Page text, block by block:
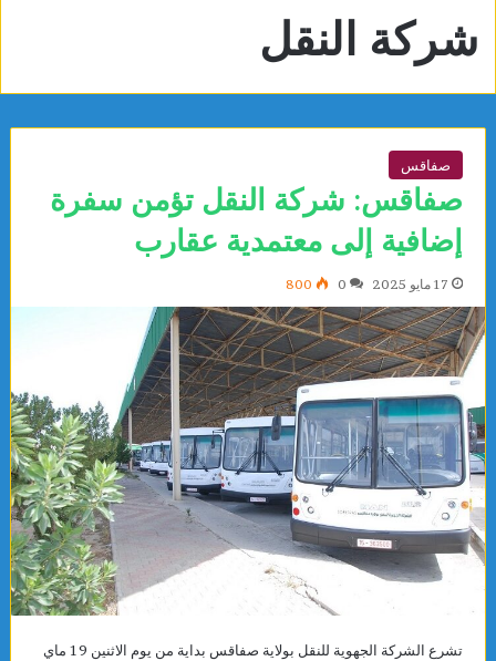
شركة النقل
صفاقس
صفاقس: شركة النقل تؤمن سفرة
إضافية إلى معتمدية عقارب
17 مايو 2025 0
800
تشرع الشركة الجهوية للنقل بولاية صفاقس بداية من يوم الاثنين 19 ماي